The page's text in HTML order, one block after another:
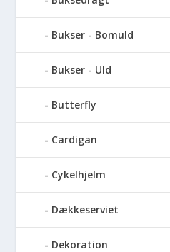
Bukser - Bomuld
Bukser - Uld
Butterfly
Cardigan
Cykelhjelm
Dækkeserviet
Dekoration